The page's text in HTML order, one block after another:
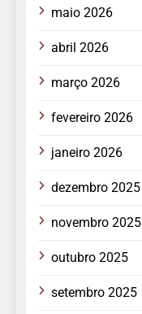
maio 2026
abril 2026
março 2026
fevereiro 2026
janeiro 2026
dezembro 2025
novembro 2025
outubro 2025
setembro 2025